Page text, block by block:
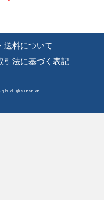
送料について
引法に基づく表記
J-plan all rights reserved.